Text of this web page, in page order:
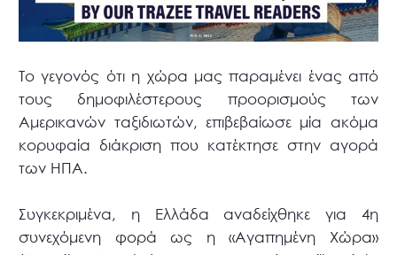
Το γεγονός ότι η χώρα μας παραμένει ένας από
τους δημοφιλέστερους προορισμούς των
Αμερικανών ταξιδιωτών, επιβεβαίωσε μία ακόμα
κορυφαία διάκριση που κατέκτησε στην αγορά
των ΗΠΑ.
Συγκεκριμένα, η Ελλάδα αναδείχθηκε για 4η
συνεχόμενη φορά ως η «Αγαπημένη Χώρα»